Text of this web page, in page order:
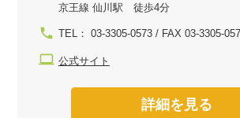
京王線 仙川駅 徒歩4分
TEL： 03-3305-0573 / FAX 03-3305-
公式サイト
詳細を見る